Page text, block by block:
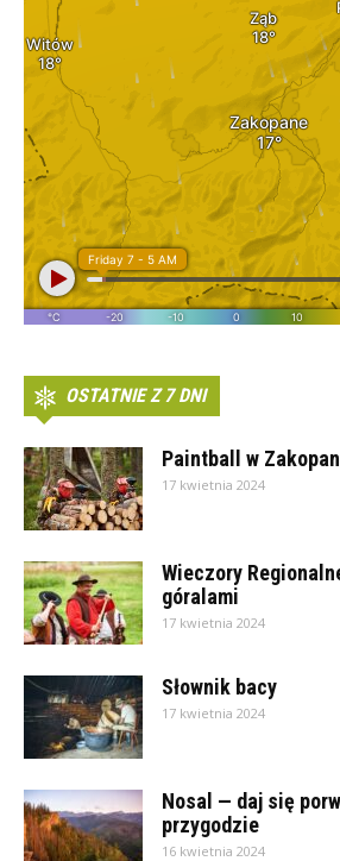
OSTATNIE Z 7 DNI
Paintball w
17 kwietnia 2024
Wieczory
góralami
17 kwietnia 2024
Słownik bacy
17 kwietnia 2024
Nosal — daj się
przygodzie
16 kwietnia 2024